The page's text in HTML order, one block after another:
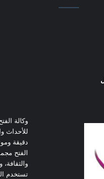
وكالة
للأحداث
دقيقة
الفتح
والثقافة،
تستخدم